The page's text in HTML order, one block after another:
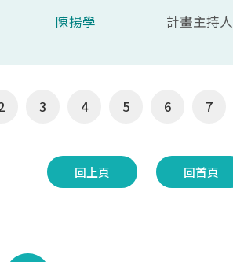
陳揚學 計畫主持人
3 4 5 6 7
回上頁 回首頁